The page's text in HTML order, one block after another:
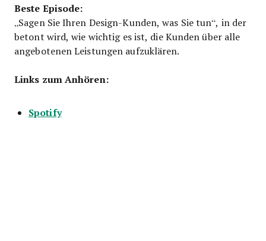
Beste Episode:
„Sagen Sie Ihren Design-Kunden, was Sie tun“, in der
betont wird, wie wichtig es ist, die Kunden über alle
angebotenen Leistungen aufzuklären.
Links zum Anhören:
Spotify